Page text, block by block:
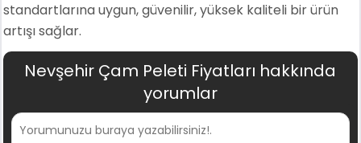
standartlarına uygun, güvenilir, yüksek kaliteli bir ürün
artışı sağlar.
Nevşehir Çam Peleti Fiyatları hakkında
yorumlar